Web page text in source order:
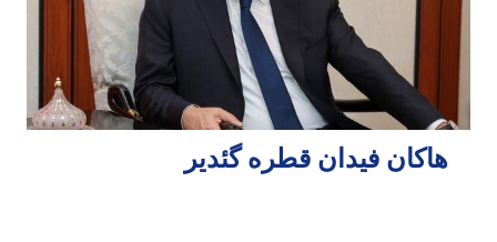
هاکان فیدان قطره گئدیر